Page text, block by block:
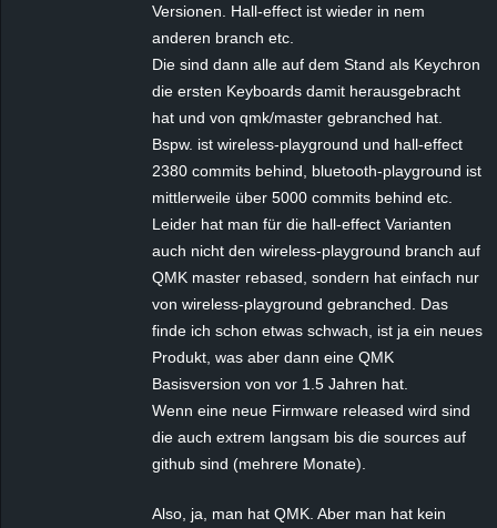
Versionen. Hall-effect ist wieder in nem
anderen branch etc.
Die sind dann alle auf dem Stand als Keychron
die ersten Keyboards damit herausgebracht
hat und von qmk/master gebranched hat.
Bspw. ist wireless-playground und hall-effect
2380 commits behind, bluetooth-playground ist
mittlerweile über 5000 commits behind etc.
Leider hat man für die hall-effect Varianten
auch nicht den wireless-playground branch auf
QMK master rebased, sondern hat einfach nur
von wireless-playground gebranched. Das
finde ich schon etwas schwach, ist ja ein neues
Produkt, was aber dann eine QMK
Basisversion von vor 1.5 Jahren hat.
Wenn eine neue Firmware released wird sind
die auch extrem langsam bis die sources auf
github sind (mehrere Monate).
Also, ja, man hat QMK. Aber man hat kein